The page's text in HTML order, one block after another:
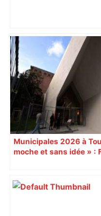
"C'est la reprise des
horrible", plus de 17 km
ralentissements autour
jeudi matin, on vous
secteurs à éviter –
Municipales 2026 à
moche et sans idée » :
Augustins